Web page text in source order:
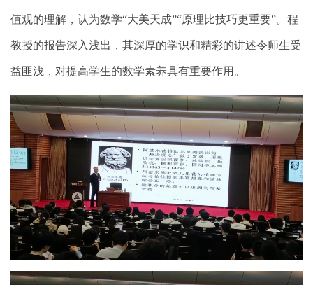
值观的理解，认为数学“大美天成”“原理比技巧更重要”。程
教授的报告深入浅出，其深厚的学识和精彩的讲述令师生受
益匪浅，对提高学生的数学素养具有重要作用。